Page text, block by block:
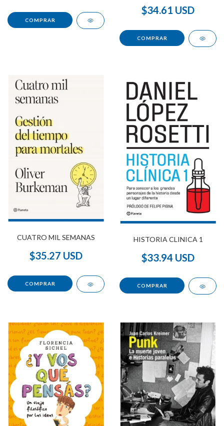
$34.61 USD
CUATRO MIL SEMANAS
$35.27 USD
HISTORIA CLINICA 1
$33.94 USD